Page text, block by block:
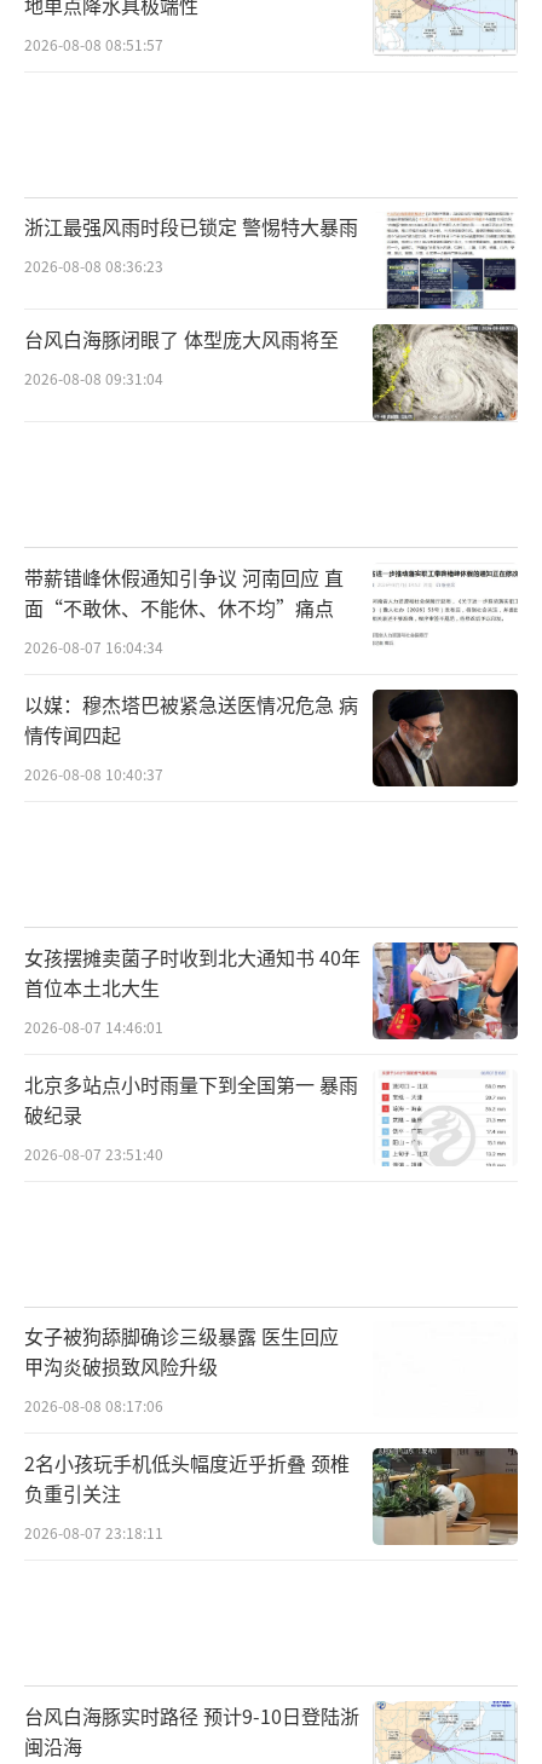
2026-08-08 08:51:57
浙江最强风雨时段已锁定 警惕特大暴雨
2026-08-08 08:36:23
台风白海豚闭眼了 体型庞大风雨将至
2026-08-08 09:31:04
带薪错峰休假通知引争议 河南回应 直
面“不敢休、不能休、休不均”痛点
2026-08-07 16:04:34
以媒：穆杰塔巴被紧急送医情况危急 病
情传闻四起
2026-08-08 10:40:37
女孩摆摊卖菌子时收到北大通知书 40年
首位本土北大生
2026-08-07 14:46:01
北京多站点小时雨量下到全国第一 暴雨
破纪录
2026-08-07 23:51:40
女子被狗舔脚确诊三级暴露 医生回应
甲沟炎破损致风险升级
2026-08-08 08:17:06
2名小孩玩手机低头幅度近乎折叠 颈椎
负重引关注
2026-08-07 23:18:11
台风白海豚实时路径 预计9-10日登陆浙
闽沿海